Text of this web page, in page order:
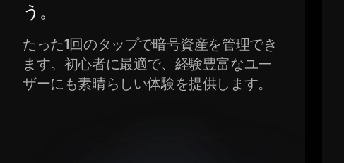
う。
たった1回のタップで暗号資産を管理でき
ます。初心者に最適で、経験豊富なユー
ザーにも素晴らしい体験を提供します。